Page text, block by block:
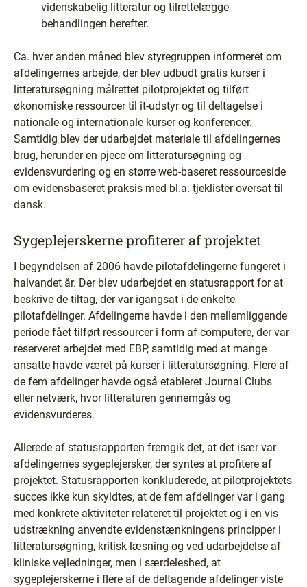
videnskabelig litteratur og tilrettelægge
behandlingen herefter.
Ca. hver anden måned blev styregruppen informeret om
afdelingernes arbejde, der blev udbudt gratis kurser i
litteratursøgning målrettet pilotprojektet og tilført
økonomiske ressourcer til it-udstyr og til deltagelse i
nationale og internationale kurser og konferencer.
Samtidig blev der udarbejdet materiale til afdelingernes
brug, herunder en pjece om litteratursøgning og
evidensvurdering og en større web-baseret ressourceside
om evidensbaseret praksis med bl.a. tjeklister oversat til
dansk.
Sygeplejerskerne profiterer af projektet
I begyndelsen af 2006 havde pilotafdelingerne fungeret i
halvandet år. Der blev udarbejdet en statusrapport for at
beskrive de tiltag, der var igangsat i de enkelte
pilotafdelinger. Afdelingerne havde i den mellemliggende
periode fået tilført ressourcer i form af computere, der var
reserveret arbejdet med EBP, samtidig med at mange
ansatte havde været på kurser i litteratursøgning. Flere af
de fem afdelinger havde også etableret Journal Clubs
eller netværk, hvor litteraturen gennemgås og
evidensvurderes.
Allerede af statusrapporten fremgik det, at det især var
afdelingernes sygeplejersker, der syntes at profitere af
projektet. Statusrapporten konkluderede, at pilotprojektets
succes ikke kun skyldtes, at de fem afdelinger var i gang
med konkrete aktiviteter relateret til projektet og i en vis
udstrækning anvendte evidenstænkningens principper i
litteratursøgning, kritisk læsning og ved udarbejdelse af
kliniske vejledninger, men i særdeleshed, at
sygeplejerskerne i flere af de deltagende afdelinger viste